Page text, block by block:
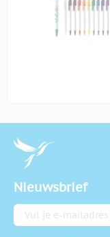
Nieuwsbrief
E-mailadres